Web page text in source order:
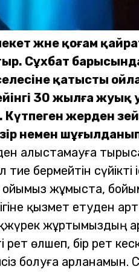
және қоғам
Сұхбат
қатысты
30 жылға
Күтпеген жерден
немен
алыстамауға
бермейтін сүйікті
жұмыста,
қызмет
жұртымыздың
өлшеп, бір рет
болуға арланамын.